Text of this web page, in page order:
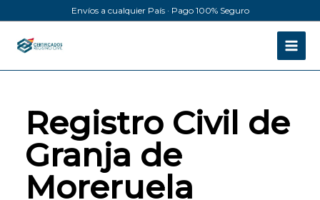
al
contenido
Envíos a cualquier País · Pago 100% Seguro
Registro Civil de
Granja de
Moreruela